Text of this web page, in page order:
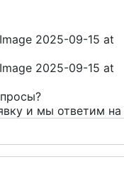
и мы ответим